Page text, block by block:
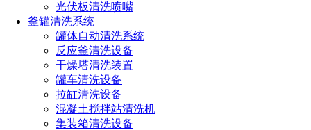
光伏板清洗喷嘴
釜罐清洗系统
罐体自动清洗系统
反应釜清洗设备
干燥塔清洗装置
罐车清洗设备
拉缸清洗设备
混凝土搅拌站清洗机
集装箱清洗设备
如您对长原产品有采购或者其他任何需求及疑问，请来电
或加微信沟通！电话：191-1929-8456
上一篇： 空气雾化喷嘴的工作原理及应用领域 具体如下
下一篇： 如何调节空气雾化喷嘴的喷涂效果（掌握调节其参数
以达到理想的涂覆效果）